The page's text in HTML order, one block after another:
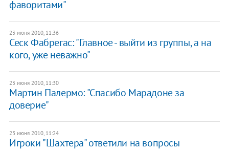
фаворитами"
23 июня 2010, 11:36
Сеск Фабрегас: "Главное - выйти из группы, а на
кого, уже неважно"
23 июня 2010, 11:30
Мартин Палермо: "Спасибо Марадоне за
доверие"
23 июня 2010, 11:24
Игроки "Шахтера" ответили на вопросы